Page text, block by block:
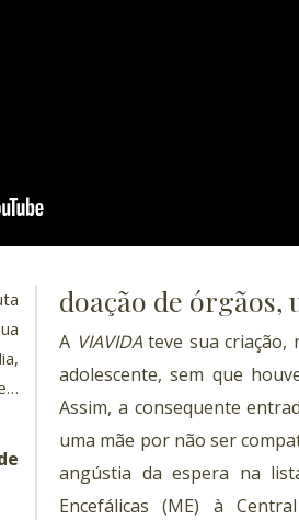
doação de
A VIAVIDAteve sua
adolescente, sem que
Assim, a consequente
uma mãe por não ser
angústia da espera na
Encefálicas (ME) à